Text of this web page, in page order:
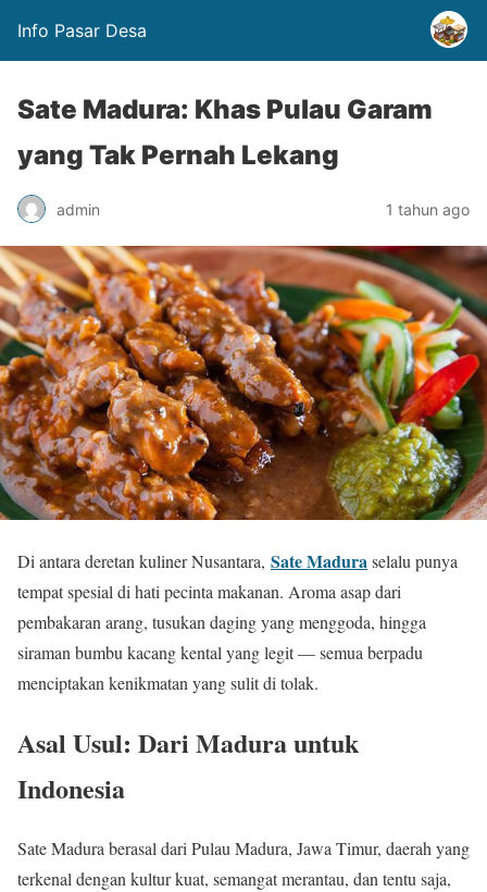
Info Pasar Desa
Sate Madura: Khas Pulau Garam
yang Tak Pernah Lekang
admin 1 tahun ago
Di antara deretan kuliner Nusantara, Sate Maduraselalu punya
tempat spesial di hati pecinta makanan. Aroma asap dari
pembakaran arang, tusukan daging yang menggoda, hingga
siraman bumbu kacang kental yang legit — semua berpadu
menciptakan kenikmatan yang sulit di tolak.
Asal Usul: Dari Madura untuk
Indonesia
Sate Madura berasal dari Pulau Madura, Jawa Timur, daerah yang
terkenal dengan kultur kuat, semangat merantau, dan tentu saja,